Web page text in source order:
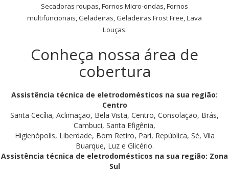
Secadoras roupas, Fornos Micro-ondas, Fornos
multifuncionais, Geladeiras, Geladeiras Frost Free, Lava
Louças.
Conheça nossa área de
cobertura
Assistência técnica de eletrodomésticos na sua região:
Centro
Santa Cecília, Aclimação, Bela Vista, Centro, Consolação, Brás,
Cambuci, Santa Efigênia,
Higienópolis, Liberdade, Bom Retiro, Pari, República, Sé, Vila
Buarque, Luz e Glicério.
Assistência técnica de eletrodomésticos na sua região: Zona
Sul